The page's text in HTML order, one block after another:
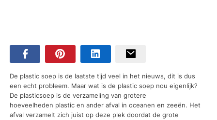
De plastic soep is de laatste tijd veel in het nieuws, dit is dus
een echt probleem. Maar wat is de plastic soep nou eigenlijk?
De plasticsoep is de verzameling van grotere
hoeveelheden plastic en ander afval in oceanen en zeeën. Het
afval verzamelt zich juist op deze plek doordat de grote